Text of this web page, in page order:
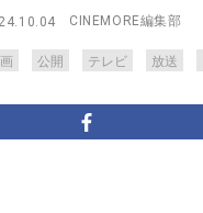
CINEMORE編集部
公開 テレビ 放送